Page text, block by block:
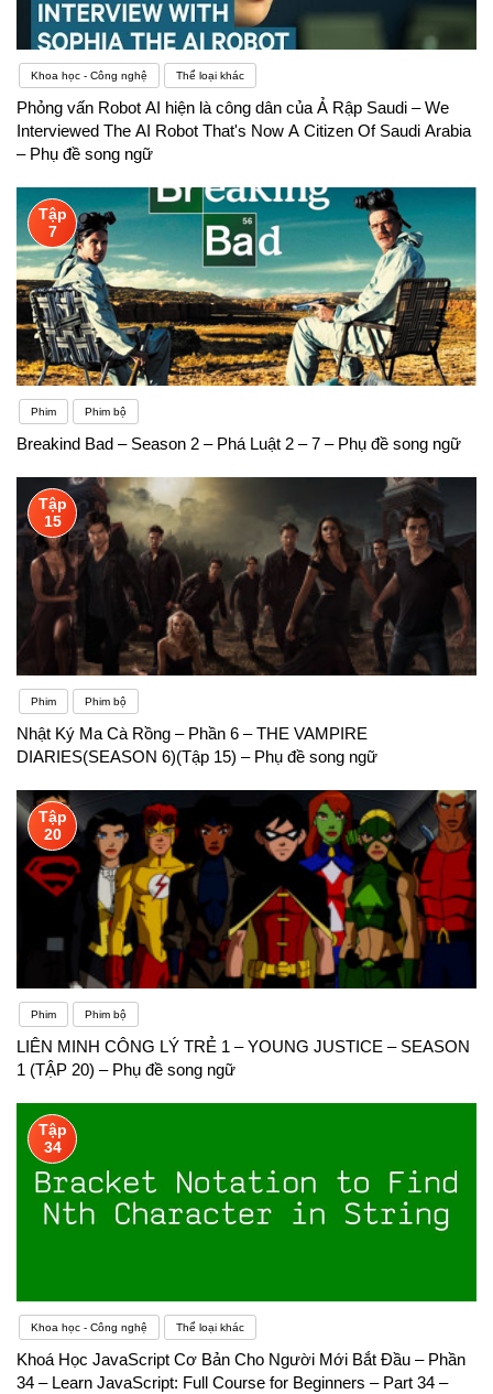
bạn có thể tiếp cận với các thứ tiếng phức tạp
hơn.Nếu khu vực bạn sống có nhiều người bản xứ,
hãy tìm cơ hội giao tiếp với họ. Nếu bạn là sinh
viên, bạn có thể kiếm công việc bán thời gian tại nơi
thường xuyên có người bản xứ lui tới chẳng hạn
như, ví dụ như một quán cà phê hay một trung tâm
dạy ngoại ngữ có giáo viên bản xứ. Đây là cơ hội
thực hành nghe và nói một cách hiệu quả.
Khoa học - Công nghệ Thể loại khác
Phỏng vấn Robot AI hiện là công dân của Ả Rập Saudi – We
Interviewed The AI Robot That's Now A Citizen Of Saudi Arabia
– Phụ đề song ngữ
Tập
7
Phim Phim bộ
Breakind Bad – Season 2 – Phá Luật 2 – 7 – Phụ đề song ngữ
Tập
15
Phim Phim bộ
Nhật Ký Ma Cà Rồng – Phần 6 – THE VAMPIRE
DIARIES(SEASON 6)(Tập 15) – Phụ đề song ngữ
Tập
20
Phim Phim bộ
LIÊN MINH CÔNG LÝ TRẺ 1 – YOUNG JUSTICE – SEASON
1 (TẬP 20) – Phụ đề song ngữ
Tập
34
Khoa học - Công nghệ Thể loại khác
Khoá Học JavaScript Cơ Bản Cho Người Mới Bắt Đầu – Phần
34 – Learn JavaScript: Full Course for Beginners – Part 34 –